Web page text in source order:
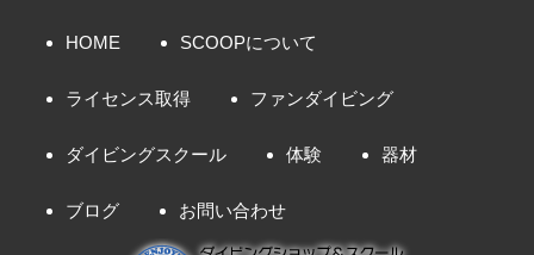
HOME SCOOPについて
ライセンス取得 ファンダイビング
ダイビングスクール 体験 器材
ブログ お問い合わせ